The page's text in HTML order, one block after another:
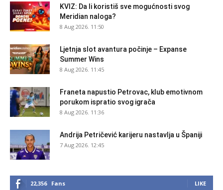
KVIZ: Da li koristiš sve mogućnosti svog
Meridian naloga?
8 Aug 2026. 11:50
Ljetnja slot avantura počinje – Expanse
Summer Wins
8 Aug 2026. 11:45
Franeta napustio Petrovac, klub emotivnom
porukom ispratio svog igrača
8 Aug 2026. 11:36
Andrija Petričević karijeru nastavlja u Španiji
7 Aug 2026. 12:45
22,356 Fans LIKE